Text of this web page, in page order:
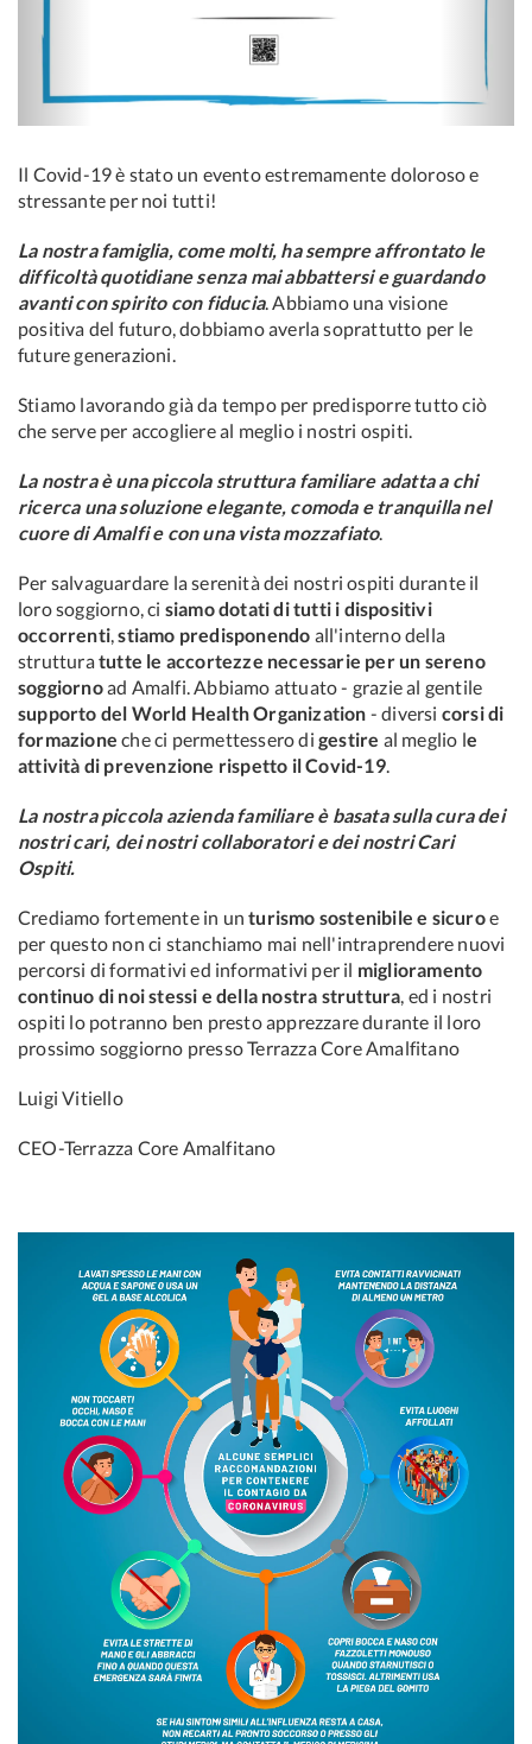
Il Covid-19 è stato un evento estremamente doloroso e
stressante per noi tutti!
La nostra famiglia, come molti, ha sempre affrontato le
difficoltà quotidiane senza mai abbattersi e guardando
avanti con spirito con fiducia. Abbiamo una visione
positiva del futuro, dobbiamo averla soprattutto per le
future generazioni.
Stiamo lavorando già da tempo per predisporre tutto ciò
che serve per accogliere al meglio i nostri ospiti.
La nostra è una piccola struttura familiare adatta a chi
ricerca una soluzione elegante, comoda e tranquilla nel
cuore di Amalfi e con una vista mozzafiato.
Per salvaguardare la serenità dei nostri ospiti durante il
loro soggiorno, ci siamo dotati di tutti i dispositivi
occorrenti ,stiamo predisponendo all'interno della
strutturatutte le accortezze necessarie per un sereno
soggiornoad Amalfi. Abbiamo attuato - grazie al gentile
supporto del World Health Organization - diversi corsi di
formazione che ci permettessero di gestire al meglio le
attività di prevenzione rispetto il Covid-19.
La nostra piccola azienda familiare è basata sulla cura dei
nostri cari, dei nostri collaboratori e dei nostri Cari
Ospiti.
Crediamo fortemente in unturismo sostenibile e sicuroe
per questo non ci stanchiamo mai nell'intraprendere nuovi
percorsi di formativi ed informativi per il miglioramento
continuo di noi stessi e della nostra struttura , ed i nostri
ospiti lo potranno ben presto apprezzare durante il loro
prossimo soggiorno presso Terrazza Core Amalfitano
Luigi Vitiello
CEO-Terrazza Core Amalfitano